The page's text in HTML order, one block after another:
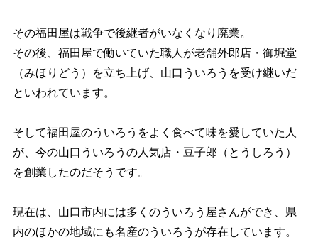
その福田屋は戦争で後継者がいなくなり廃業。
その後、福田屋で働いていた職人が老舗外郎店・御堀堂
（みほりどう）を立ち上げ、山口ういろうを受け継いだ
といわれています。
そして福田屋のういろうをよく食べて味を愛していた人
が、今の山口ういろうの人気店・豆子郎（とうしろう）
を創業したのだそうです。
現在は、山口市内には多くのういろう屋さんができ、県
内のほかの地域にも名産のういろうが存在しています。